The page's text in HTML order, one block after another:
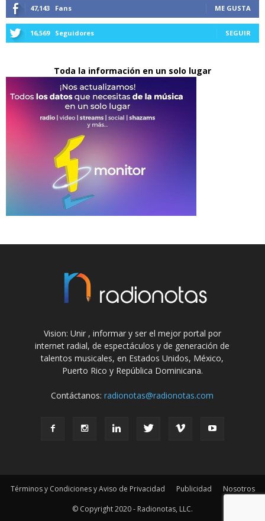
47,143 Fans ME GUSTA
16,569 Seguidores SEGUIR
Toda la información en un solo lugar
Vision: Unir , informar y ser el mejor portal por
internet radial, de espectáculos y de generación de
talentos musicales, en Estados Unidos, México,
Puerto Rico y República Dominicana.
Contáctanos:radionotas@radionotas.com
Términos y Condiciones y Aviso de Privacidad Publicidad
Nosotros
© Copyright 2020 - Radionotas, LLC.